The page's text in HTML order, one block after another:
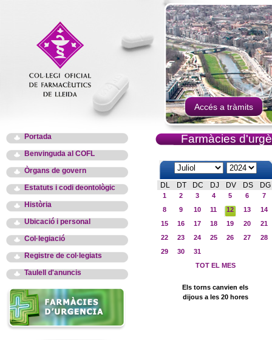
Accés a tràmits
Portada
Benvinguda al COFL
Òrgans de govern
Estatuts i codi deontològic
Història
Ubicació i personal
Col·legiació
Registre de col·legiats
Taulell d'anuncis
Farmàcies
DL DT DC DJ DV DS DG
1 2 3 4 5 6
7
8
9 10 11 12 13
14
15
16 17 18 19 20
21
22
23 24 25 26 27
28
29
30
31
TOT EL MES
Els torns canvien els
dijous a les 20 hores